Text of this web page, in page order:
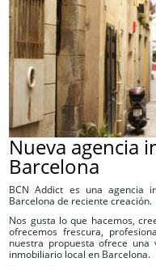
Nueva agencia
Barcelona
BCN Addict es una agencia
Barcelona de reciente creación.
Nos gusta lo que hacemos,
ofrecemos frescura,
nuestra propuesta ofrece una
inmobiliario local en Barcelona.